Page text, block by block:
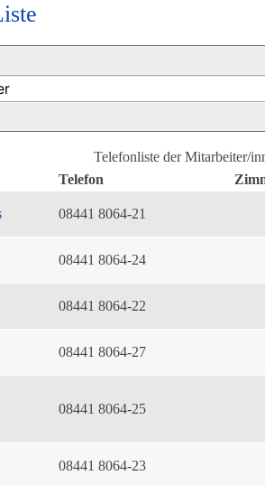
Telefonliste der Mitarbeiter/
Telefon
08441 8064-21
08441 8064-24
08441 8064-22
08441 8064-27
08441 8064-25
08441 8064-23